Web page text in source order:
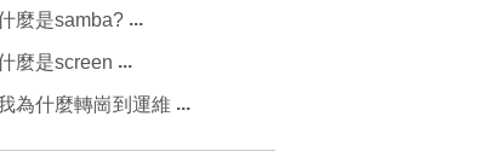
麼是samba?
麼是screen
為什麼轉崗到運維